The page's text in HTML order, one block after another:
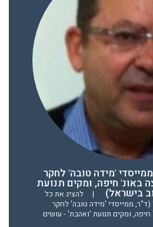
'מידה טובה' לחקר
באונ' חיפה, ומקים תנועת
בישראל) |
להציג את כל
ממייסדי 'מידה טובה' לחקר
חיפה, ומקים תנועת 'ואהבת' - עושים